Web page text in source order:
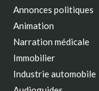
Annonces politiques
Animation
Narration médicale
Immobilier
Industrie automobile